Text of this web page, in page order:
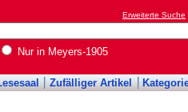
Erweiterte Suche
Nur in Meyers-1905
Zufälliger Artikel